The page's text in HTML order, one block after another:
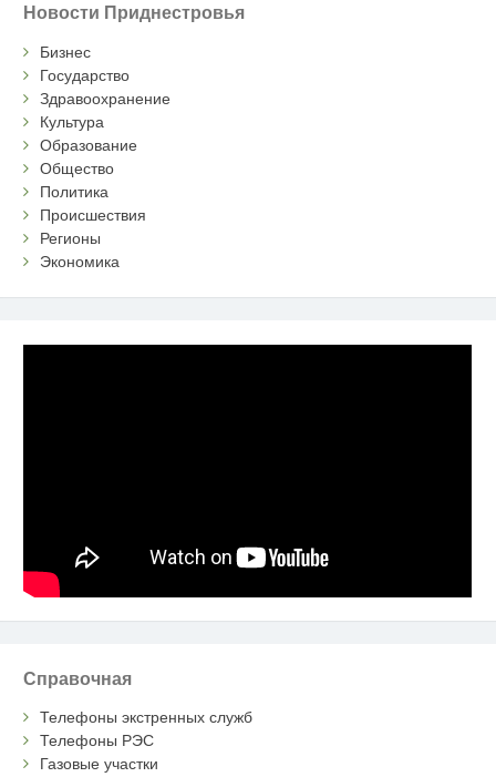
Новости Приднестровья
Бизнес
Государство
Здравоохранение
Культура
Образование
Общество
Политика
Происшествия
Регионы
Экономика
Справочная
Телефоны экстренных служб
Телефоны РЭС
Газовые участки